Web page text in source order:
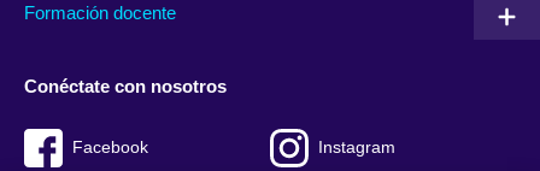
Formación docente
Conéctate con nosotros
Facebook Instagram